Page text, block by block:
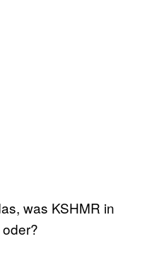
was KSHMR in